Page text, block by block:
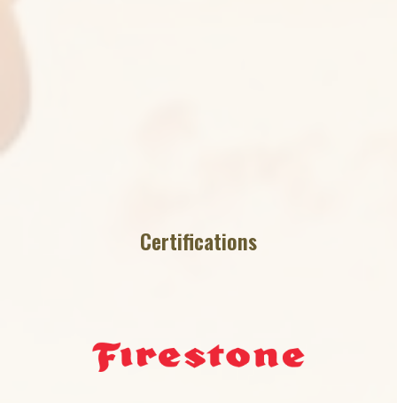
Certifications